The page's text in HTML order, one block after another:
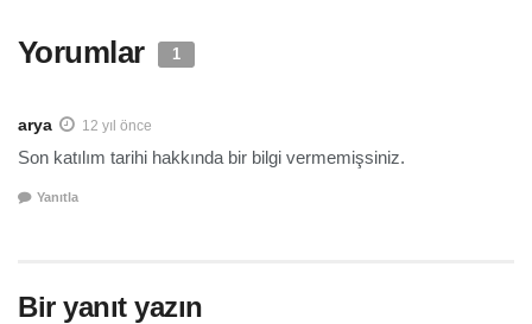
Yorumlar 1
arya 12 yıl önce
Son katılım tarihi hakkında bir bilgi vermemişsiniz.
Yanıtla
Bir yanıt yazın